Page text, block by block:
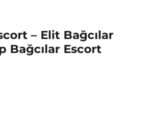
– Elit Bağcılar
Bağcılar Escort